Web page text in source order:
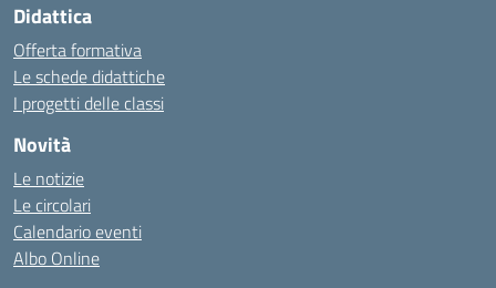
Didattica
Offerta formativa
Le schede didattiche
I progetti delle classi
Novità
Le notizie
Le circolari
Calendario eventi
Albo Online